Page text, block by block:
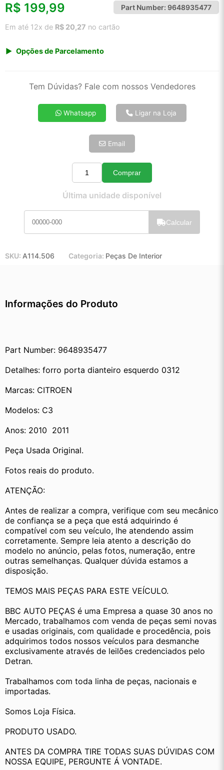
R$ 199,99 Part Number: 9648935477
Em até 12x de R$ 20,27 no cartão
Opções de Parcelamento
2x de R$ 107,63
4x de R$ 55,43
5x de R$ 44,92
Tem Dúvidas? Fale com nossos Vendedores
Whatsapp Ligar na Loja
Email
Quantidade
Comprar
Última unidade disponível
Calcular
SKU: A114.506 Categoria: Peças De Interior
Informações do Produto
Part Number: 9648935477
Detalhes: forro porta dianteiro esquerdo 0312
Marcas: CITROEN
Modelos: C3
Anos: 2010  2011
Peça Usada Original.
Fotos reais do produto.
ATENÇÃO:
Antes de realizar a compra, verifique com seu mecânico
de confiança se a peça que está adquirindo é
compatível com seu veículo, lhe atendendo assim
corretamente. Sempre leia atento a descrição do
modelo no anúncio, pelas fotos, numeração, entre
outras semelhanças. Qualquer dúvida estamos a
disposição.
TEMOS MAIS PEÇAS PARA ESTE VEÍCULO.
BBC AUTO PEÇAS é uma Empresa a quase 30 anos no
Mercado, trabalhamos com venda de peças semi novas
e usadas originais, com qualidade e procedência, pois
adquirimos todos nossos veículos para desmanche
exclusivamente através de leilões credenciados pelo
Detran.
Trabalhamos com toda linha de peças, nacionais e
importadas.
Somos Loja Física.
PRODUTO USADO.
ANTES DA COMPRA TIRE TODAS SUAS DÚVIDAS COM
NOSSA EQUIPE, PERGUNTE Á VONTADE.